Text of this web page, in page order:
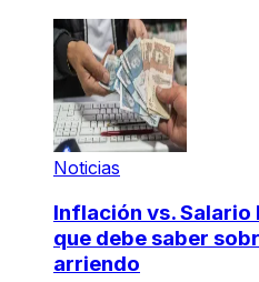
Noticias
Inflación vs.
que debe saber
arriendo